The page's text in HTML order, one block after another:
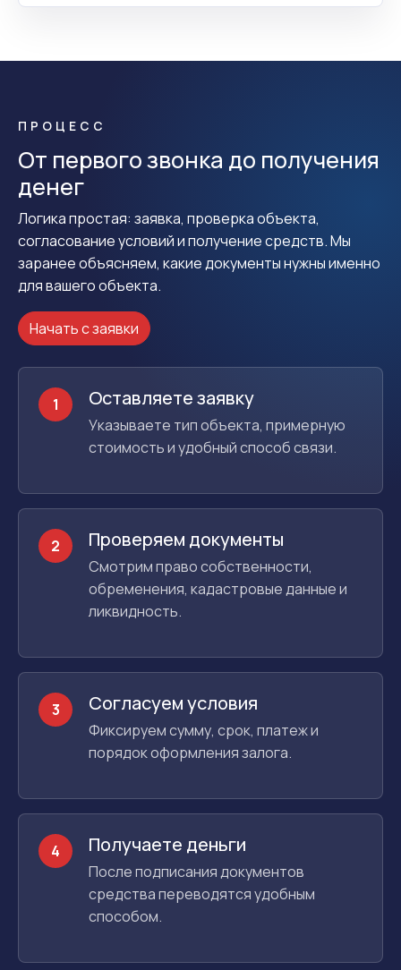
ПРОЦЕСС
От первого звонка до получения
денег
Логика простая: заявка, проверка объекта,
согласование условий и получение средств. Мы
заранее объясняем, какие документы нужны именно
для вашего объекта.
Начать с заявки
1 Оставляете заявку
Указываете тип объекта, примерную
стоимость и удобный способ связи.
2 Проверяем документы
Смотрим право собственности,
обременения, кадастровые данные и
ликвидность.
3 Согласуем условия
Фиксируем сумму, срок, платеж и
порядок оформления залога.
4 Получаете деньги
После подписания документов
средства переводятся удобным
способом.